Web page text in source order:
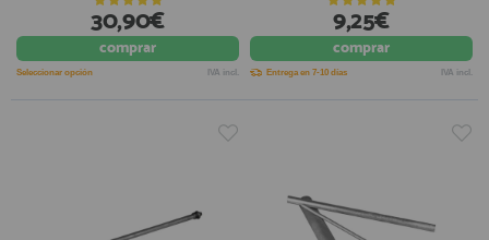
30,90€
comprar
Seleccionar opción IVA incl.
9,25€
comprar
Entrega en 7-10 días IVA incl.